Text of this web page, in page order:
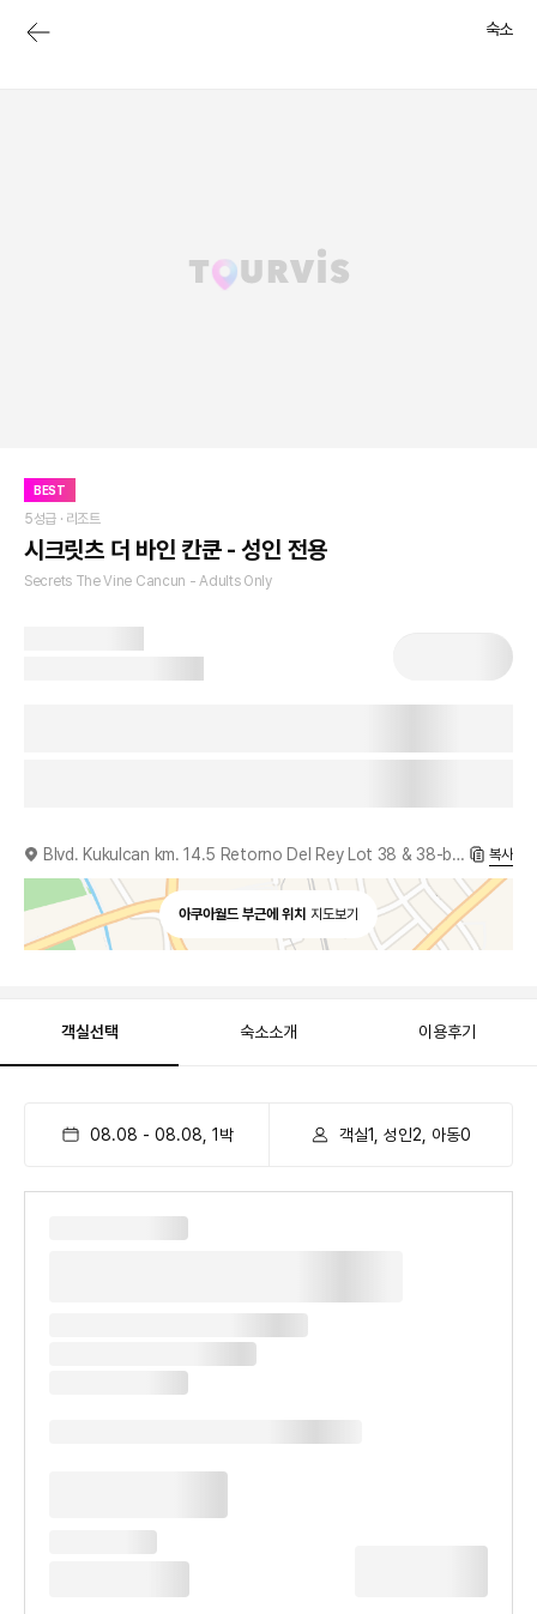
숙소
BEST
5성급 · 리조트
시크릿츠 더 바인 칸쿤 - 성인 전용
Secrets The Vine Cancun - Adults Only
Blvd. Kukulcan km. 14.5 Retorno Del Rey Lot 38 & 38-b, Zona Hotelera, 77500, MX 복사
아쿠아월드 부근에 위치 지도보기
객실선택 숙소소개 이용후기
08.08 - 08.08 1 박 객실1, 성인2, 아동0